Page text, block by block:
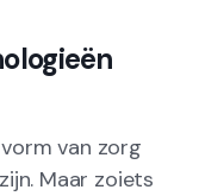
van zorg
Maar zoiets